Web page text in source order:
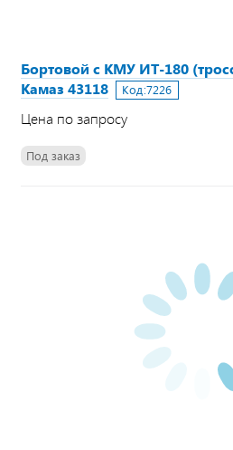
Бортовой с КМУ ИТ-180
Камаз 43118
Код:7226
Цена по запросу
Под заказ